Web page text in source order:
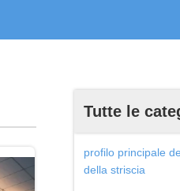
Tutte le
profilo principale
della striscia